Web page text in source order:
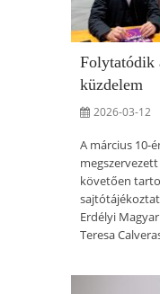
Folytatódik
küzdelem
2026-03-12
A március 10-
követően
Erdélyi
Teresa